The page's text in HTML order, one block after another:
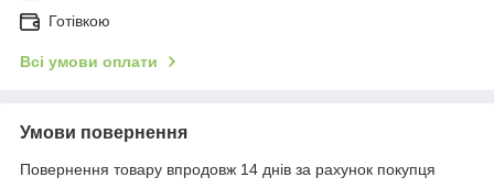
Готівкою
Всі умови оплати
Умови повернення
Повернення товару впродовж 14 днів за рахунок покупця